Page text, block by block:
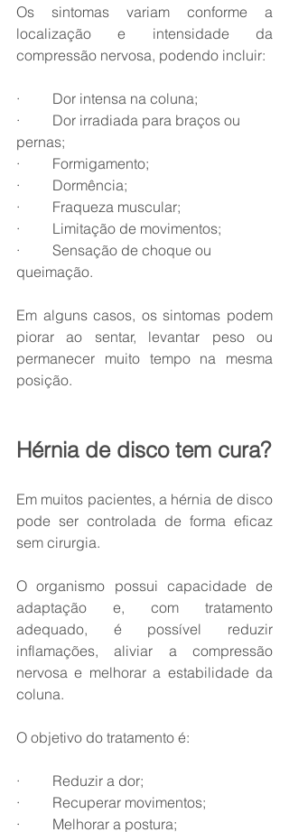
Os sintomas variam conforme a
localização e intensidade da
compressão nervosa, podendo incluir:
·         Dor intensa na coluna;
·         Dor irradiada para braços ou
pernas;
·         Formigamento;
·         Dormência;
·         Fraqueza muscular;
·         Limitação de movimentos;
·         Sensação de choque ou
queimação.
Em alguns casos, os sintomas podem
piorar ao sentar, levantar peso ou
permanecer muito tempo na mesma
posição.
Hérnia de disco tem cura?
Em muitos pacientes, a hérnia de disco
pode ser controlada de forma eficaz
sem cirurgia.
O organismo possui capacidade de
adaptação e, com tratamento
adequado, é possível reduzir
inflamações, aliviar a compressão
nervosa e melhorar a estabilidade da
coluna.
O objetivo do tratamento é:
·         Reduzir a dor;
·         Recuperar movimentos;
·         Melhorar a postura;